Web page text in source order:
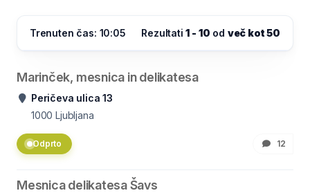
Trenuten čas: 10:05 Rezultati1 - 10 od več kot 50
Marinček, mesnica in delikatesa
Peričeva ulica 13
1000 Ljubljana
Odprto 12
Mesnica delikatesa Šavs